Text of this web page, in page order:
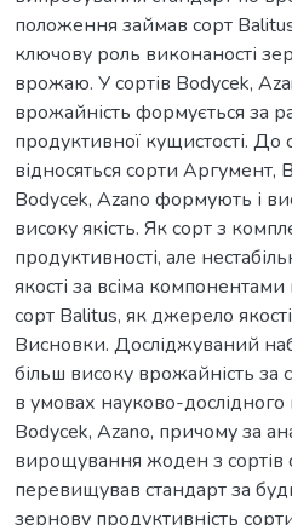
положення займав сорт
ключову роль виконаності
врожаю. У сортів Bodycek,
врожайність формується за
продуктивної кущистості.
відносяться сорти Аргумент,
Bodycek, Azano формують і
високу якість. Як сорт з
продуктивності, але
якості за всіма
сорт Balitus, як джерело
Висновки. Досліджуваний
більш високу врожайність за
в умовах науково-дослідного
Bodycek, Azano, причому за
вирощування жоден з сортів
перевищував стандарт за
зернову продуктивність